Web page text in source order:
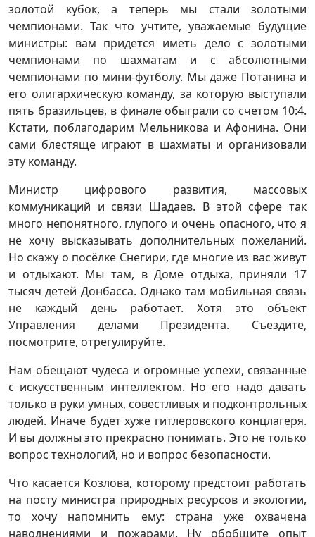
золотой кубок, а теперь мы стали золотыми
чемпионами. Так что учтите, уважаемые будущие
министры: вам придется иметь дело с золотыми
чемпионами по шахматам и с абсолютными
чемпионами по мини-футболу. Мы даже Потанина и
его олигархическую команду, за которую выступали
пять бразильцев, в финале обыграли со счетом 10:4.
Кстати, поблагодарим Мельникова и Афонина. Они
сами блестяще играют в шахматы и организовали
эту команду.
Министр цифрового развития, массовых
коммуникаций и связи Шадаев. В этой сфере так
много непонятного, глупого и очень опасного, что я
не хочу высказывать дополнительных пожеланий.
Но скажу о посёлке Снегири, где многие из вас живут
и отдыхают. Мы там, в Доме отдыха, приняли 17
тысяч детей Донбасса. Однако там мобильная связь
не каждый день работает. Хотя это объект
Управления делами Президента. Съездите,
посмотрите, отрегулируйте.
Нам обещают чудеса и огромные успехи, связанные
с искусственным интеллектом. Но его надо давать
только в руки умных, совестливых и подконтрольных
людей. Иначе будет хуже гитлеровского концлагеря.
И вы должны это прекрасно понимать. Это не только
вопрос технологий, но и вопрос безопасности.
Что касается Козлова, которому предстоит работать
на посту министра природных ресурсов и экологии,
то хочу напомнить ему: страна уже охвачена
наводнениями и пожарами. Ну обобщите опыт